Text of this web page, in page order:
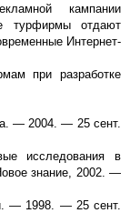
кампании
турфирмы отдают
Интернет-
при разработке
— 2004. — 25 сент.
исследования в
знание, 2002. —
— 1998. — 25 сент.